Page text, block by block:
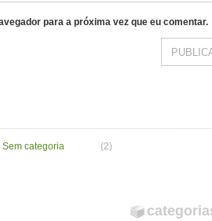
para a próxima vez que eu comentar.
Sem categoria (2)